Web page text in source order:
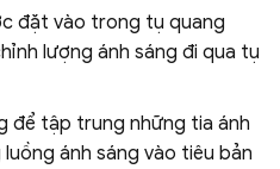
đặt vào trong tụ quang
lượng ánh sáng đi qua tụ
để tập trung những tia ánh
ánh sáng vào tiêu bản